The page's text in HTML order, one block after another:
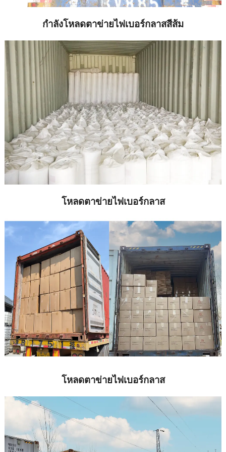
กําลังโหลดตาข่ายไฟเบอร์กลาสสีส้ม
โหลดตาข่ายไฟเบอร์กลาส
โหลดตาข่ายไฟเบอร์กลาส